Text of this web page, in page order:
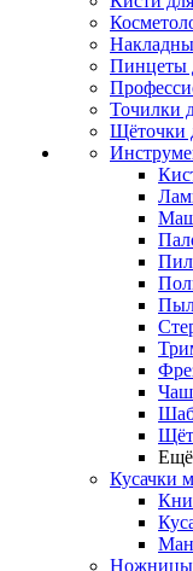
Пинцеты
Точилки
Щёточки
Кусачки
Ножницы